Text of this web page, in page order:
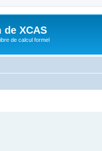
de XCAS
de calcul formel